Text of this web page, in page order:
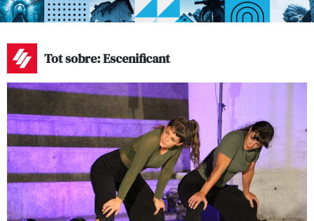
Tot sobre: Escenificant